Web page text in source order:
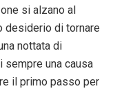
si alzano al
desiderio di tornare
nottata di
sempre una causa
il primo passo per